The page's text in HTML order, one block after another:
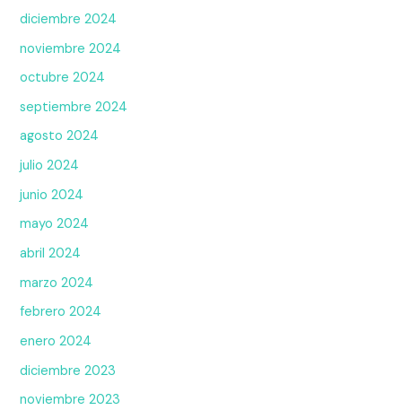
diciembre 2024
noviembre 2024
octubre 2024
septiembre 2024
agosto 2024
julio 2024
junio 2024
mayo 2024
abril 2024
marzo 2024
febrero 2024
enero 2024
diciembre 2023
noviembre 2023